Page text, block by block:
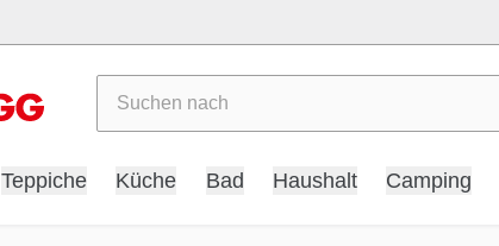
Teppiche Küche Bad Haushalt Camping